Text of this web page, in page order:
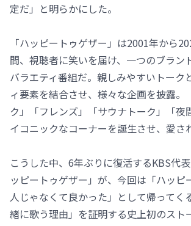
定だ」と明らかにした。
「ハッピートゥゲザー」は2001年から
間、視聴者に笑いを届け、一つのブラン
バラエティ番組だ。親しみやすいトーク
ィ要素を結合させ、様々な企画を披露。
ク」「フレンズ」「サウナトーク」「夜
イコニックなコーナーを誕生させ、愛さ
こうした中、6年ぶりに復活するKBS代
ッピートゥゲザー」が、今回は「ハッピ
人じゃなくて良かった」として帰ってく
緒に歌う理由」を証明する史上初のスト